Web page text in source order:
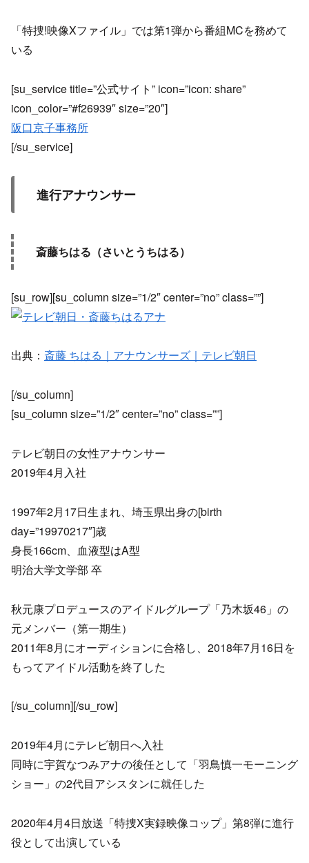
「特捜!映像Xファイル」では第1弾から番組MCを務めて
いる
[su_service title=”公式サイト” icon=”icon: share”
icon_color=”#f26939″ size=”20″]
阪口京子事務所
[/su_service]
進行アナウンサー
斎藤ちはる（さいとうちはる）
[su_row][su_column size=”1/2″ center=”no” class=””]
出典： 斎藤 ちはる｜アナウンサーズ｜テレビ朝日
[/su_column]
[su_column size=”1/2″ center=”no” class=””]
テレビ朝日の女性アナウンサー
2019年4月入社
1997年2月17日生まれ、埼玉県出身の[birth
day=”19970217″]歳
身長166cm、血液型はA型
明治大学文学部 卒
秋元康プロデュースのアイドルグループ「乃木坂46」の
元メンバー（第一期生）
2011年8月にオーディションに合格し、2018年7月16日を
もってアイドル活動を終了した
[/su_column][/su_row]
2019年4月にテレビ朝日へ入社
同時に宇賀なつみアナの後任として「羽鳥慎一モーニング
ショー」の2代目アシスタンに就任した
2020年4月4日放送「特捜X実録映像コップ」第8弾に進行
役として出演している